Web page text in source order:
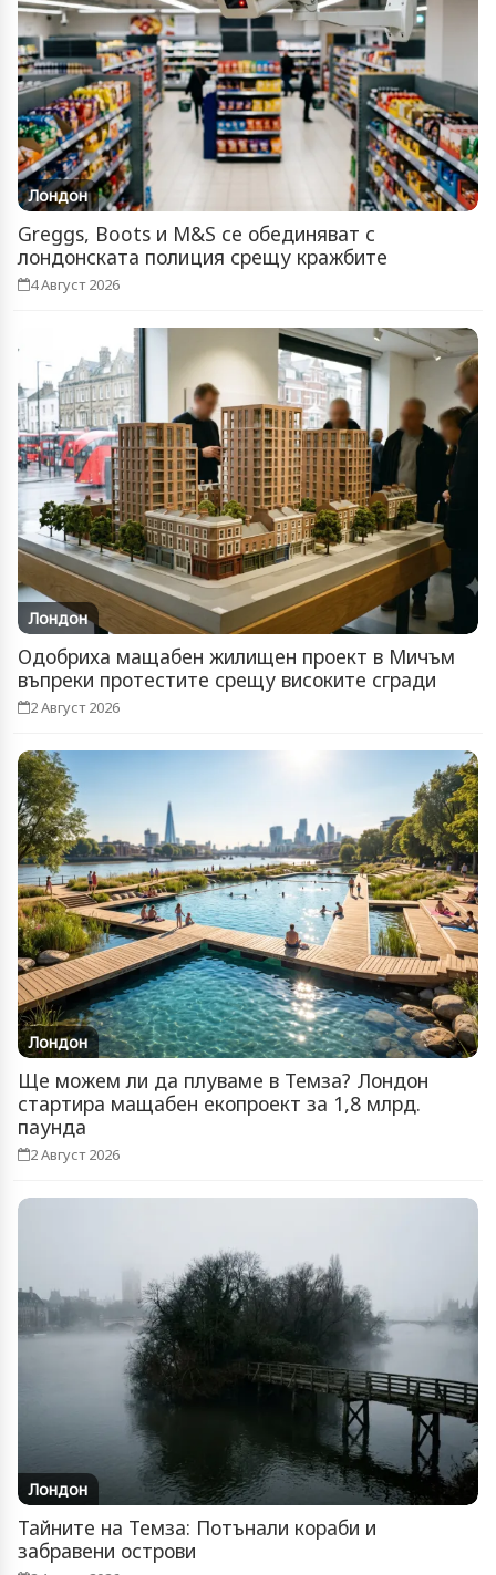
Лондон
Greggs, Boots и M&S се обединяват с
лондонската полиция срещу кражбите
4 Август 2026
Лондон
Одобриха мащабен жилищен проект в Мичъм
въпреки протестите срещу високите сгради
2 Август 2026
Лондон
Ще можем ли да плуваме в Темза? Лондон
стартира мащабен екопроект за 1,8 млрд.
паунда
2 Август 2026
Лондон
Тайните на Темза: Потънали кораби и
забравени острови